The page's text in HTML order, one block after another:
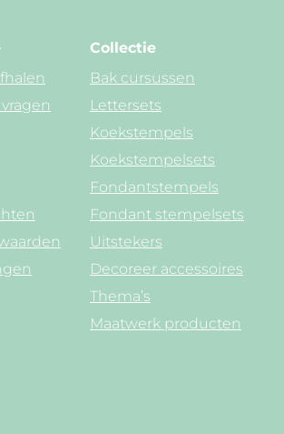
Collectie
Bak cursussen
Lettersets
Koekstempels
Koekstempelsets
Fondantstempels
Fondant stempelsets
Uitstekers
Decoreer accessoires
Thema’s
Maatwerk producten